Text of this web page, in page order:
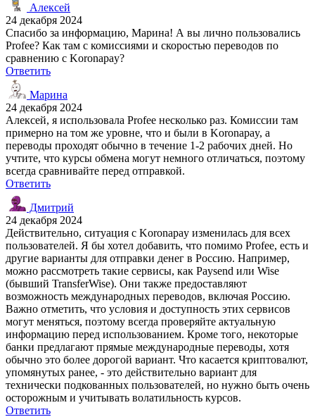
Алексей
24 декабря 2024
Спасибо за информацию, Марина! А вы лично пользовались
Profee? Как там с комиссиями и скоростью переводов по
сравнению с Koronapay?
Ответить
Марина
24 декабря 2024
Алексей, я использовала Profee несколько раз. Комиссии там
примерно на том же уровне, что и были в Koronapay, а
переводы проходят обычно в течение 1-2 рабочих дней. Но
учтите, что курсы обмена могут немного отличаться, поэтому
всегда сравнивайте перед отправкой.
Ответить
Дмитрий
24 декабря 2024
Действительно, ситуация с Koronapay изменилась для всех
пользователей. Я бы хотел добавить, что помимо Profee, есть и
другие варианты для отправки денег в Россию. Например,
можно рассмотреть такие сервисы, как Paysend или Wise
(бывший TransferWise). Они также предоставляют
возможность международных переводов, включая Россию.
Важно отметить, что условия и доступность этих сервисов
могут меняться, поэтому всегда проверяйте актуальную
информацию перед использованием. Кроме того, некоторые
банки предлагают прямые международные переводы, хотя
обычно это более дорогой вариант. Что касается криптовалют,
упомянутых ранее, - это действительно вариант для
технически подкованных пользователей, но нужно быть очень
осторожным и учитывать волатильность курсов.
Ответить